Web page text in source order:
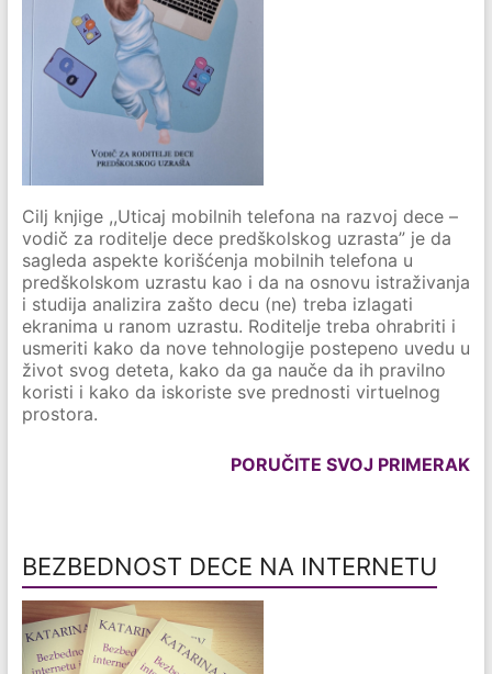
Cilj knjige ,,Uticaj mobilnih telefona na razvoj dece –
vodič za roditelje dece predškolskog uzrasta” je da
sagleda aspekte korišćenja mobilnih telefona u
predškolskom uzrastu kao i da na osnovu istraživanja
i studija analizira zašto decu (ne) treba izlagati
ekranima u ranom uzrastu. Roditelje treba ohrabriti i
usmeriti kako da nove tehnologije postepeno uvedu u
život svog deteta, kako da ga nauče da ih pravilno
koristi i kako da iskoriste sve prednosti virtuelnog
prostora.
PORUČITE SVOJ PRIMERAK
BEZBEDNOST DECE NA INTERNETU